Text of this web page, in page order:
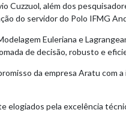
além dos
do servidor do Polo IFMG
Euleriana e
de decisão, robusto e
da empresa Aratu com
elogiados pela excelência